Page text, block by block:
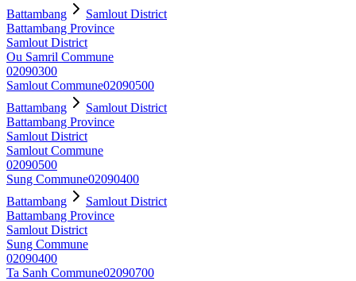
Battambang
Samlout District
Battambang Province
Samlout District
Ou Samril Commune
02090300
Samlout Commune02090500
Battambang
Samlout District
Battambang Province
Samlout District
Samlout Commune
02090500
Sung Commune02090400
Battambang
Samlout District
Battambang Province
Samlout District
Sung Commune
02090400
Ta Sanh Commune02090700